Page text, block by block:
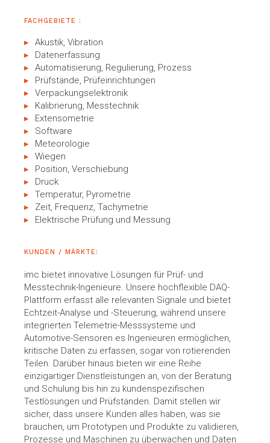
FACHGEBIETE :
Akustik, Vibration
Datenerfassung
Automatisierung, Regulierung, Prozess
Prüfstände, Prüfeinrichtungen
Verpackungselektronik
Kalibrierung, Messtechnik
Extensometrie
Software
Meteorologie
Wiegen
Position, Verschiebung
Druck
Temperatur, Pyrometrie
Zeit, Frequenz, Tachymetrie
Elektrische Prüfung und Messung
KUNDEN / MÄRKTE:
imc bietet innovative Lösungen für Prüf- und
Messtechnik-Ingenieure. Unsere hochflexible DAQ-
Plattform erfasst alle relevanten Signale und bietet
Echtzeit-Analyse und -Steuerung, während unsere
integrierten Telemetrie-Messsysteme und
Automotive-Sensoren es Ingenieuren ermöglichen,
kritische Daten zu erfassen, sogar von rotierenden
Teilen. Darüber hinaus bieten wir eine Reihe
einzigartiger Dienstleistungen an, von der Beratung
und Schulung bis hin zu kundenspezifischen
Testlösungen und Prüfständen. Damit stellen wir
sicher, dass unsere Kunden alles haben, was sie
brauchen, um Prototypen und Produkte zu validieren,
Prozesse und Maschinen zu überwachen und Daten